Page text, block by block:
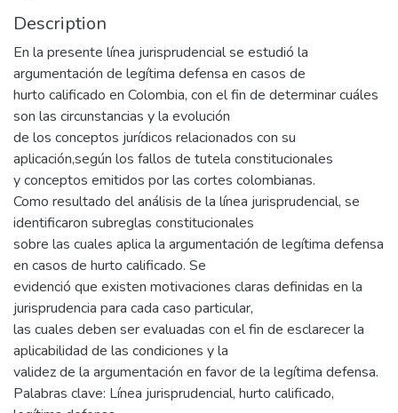
Description
En la presente línea jurisprudencial se estudió la
argumentación de legítima defensa en casos de
hurto calificado en Colombia, con el fin de determinar cuáles
son las circunstancias y la evolución
de los conceptos jurídicos relacionados con su
aplicación,según los fallos de tutela constitucionales
y conceptos emitidos por las cortes colombianas.
Como resultado del análisis de la línea jurisprudencial, se
identificaron subreglas constitucionales
sobre las cuales aplica la argumentación de legítima defensa
en casos de hurto calificado. Se
evidenció que existen motivaciones claras definidas en la
jurisprudencia para cada caso particular,
las cuales deben ser evaluadas con el fin de esclarecer la
aplicabilidad de las condiciones y la
validez de la argumentación en favor de la legítima defensa.
Palabras clave: Línea jurisprudencial, hurto calificado,